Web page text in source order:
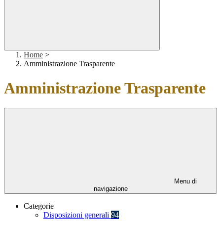
Home >
Amministrazione Trasparente
Amministrazione Trasparente
Menu di
navigazione
Categorie
Disposizioni generali 94